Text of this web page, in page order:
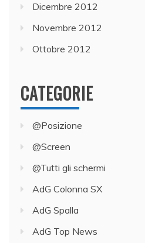
Dicembre 2012
Novembre 2012
Ottobre 2012
CATEGORIE
@Posizione
@Screen
@Tutti gli schermi
AdG Colonna SX
AdG Spalla
AdG Top News